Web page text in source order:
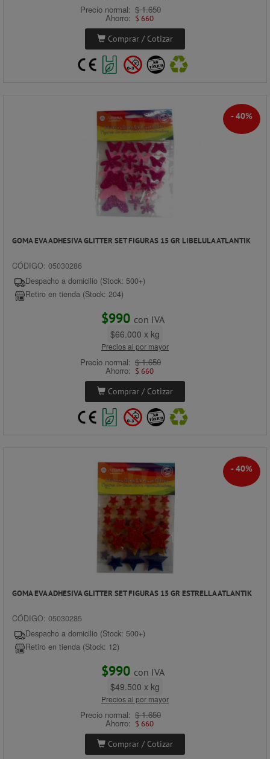
Precio normal: $ 1.650
Ahorro: $ 660
Comprar / Cotizar
- 40%
GOMA EVA ADHESIVA GLITTER SET FIGURAS 15 GR LIBELULA ATLANTIK
CÓDIGO: 05030286
Despacho a domicilio (Stock: 500+)
Retiro en tienda (Stock: 204)
$990 con IVA
$66.000 x kg
Precios al por mayor
Precio normal: $ 1.650
Ahorro: $ 660
Comprar / Cotizar
- 40%
GOMA EVA ADHESIVA GLITTER SET FIGURAS 15 GR ESTRELLA ATLANTIK
CÓDIGO: 05030285
Despacho a domicilio (Stock: 500+)
Retiro en tienda (Stock: 12)
$990 con IVA
$49.500 x kg
Precios al por mayor
Precio normal: $ 1.650
Ahorro: $ 660
Comprar / Cotizar